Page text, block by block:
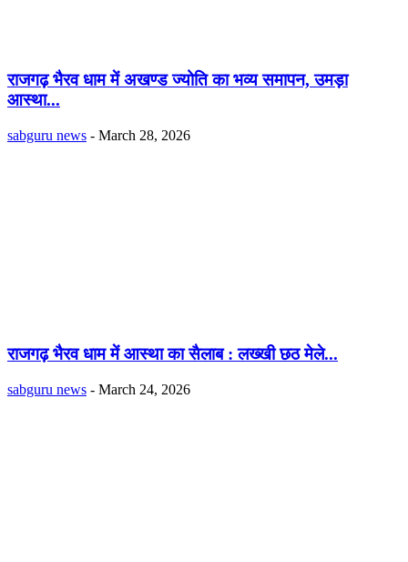
राजगढ़ भैरव धाम में अखण्ड ज्योति का भव्य समापन, उमड़ा
आस्था...
sabguru news - March 28, 2026
राजगढ़ भैरव धाम में आस्था का सैलाब : लख्खी छठ मेले...
sabguru news - March 24, 2026